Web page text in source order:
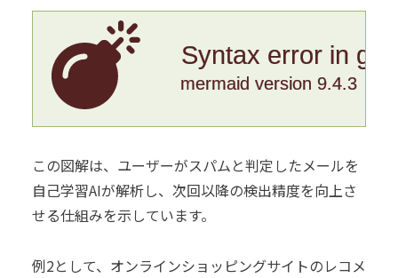
Syntax error in
mermaid version 9.4.3
この図解は、ユーザーがスパムと判定したメールを
自己学習AIが解析し、次回以降の検出精度を向上さ
せる仕組みを示しています。
例2として、オンラインショッピングサイトのレコメ